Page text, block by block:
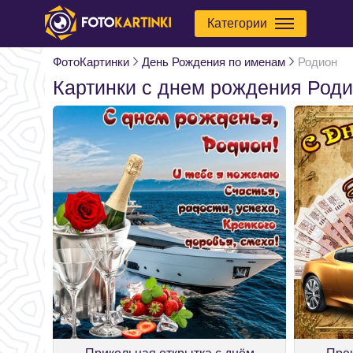
Категории
ФотоКартинки День Рождения по именам Родион
Картинки с днем рождения